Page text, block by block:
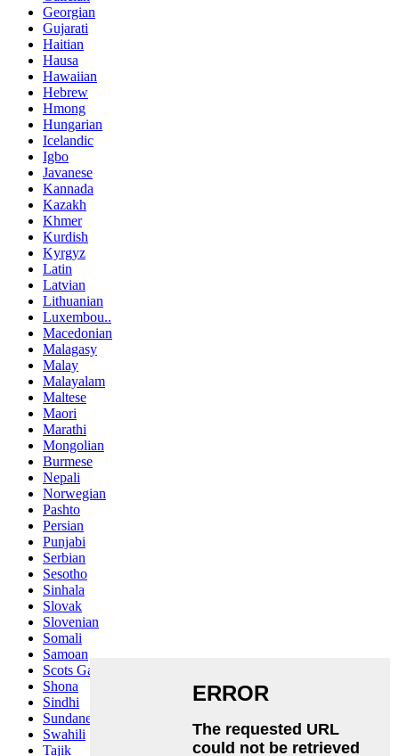
Georgian
Gujarati
Haitian
Hausa
Hawaiian
Hebrew
Hmong
Hungarian
Icelandic
Igbo
Javanese
Kannada
Kazakh
Khmer
Kurdish
Kyrgyz
Latin
Latvian
Lithuanian
Luxembou..
Macedonian
Malagasy
Malay
Malayalam
Maltese
Maori
Marathi
Mongolian
Burmese
Nepali
Norwegian
Pashto
Persian
Punjabi
Serbian
Sesotho
Sinhala
Slovak
Slovenian
Somali
Samoan
Scots Gaelic
Shona
Sindhi
Sundanese
Swahili
Tajik